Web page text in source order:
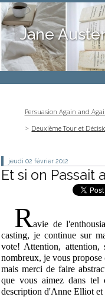
Jane
Persuasion Again and
Deuxième Tour et
jeudi 02 février 2012
Et si on Passait
Ravie de
casting, je continue sur
vote! Attention, attention,
nombreux, je vous propose
mais merci de faire
que vous aimez dans
description d'Anne Elliot